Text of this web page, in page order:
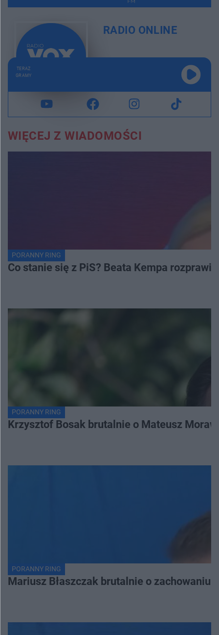
RADIO ONLINE
TERAZ
GRAMY
WIĘCEJ Z WIADOMOŚCI
PORANNY RING
Co stanie się z PiS? Beata Kempa
PORANNY RING
Krzysztof Bosak brutalnie o Mateusz
PORANNY RING
Mariusz Błaszczak brutalnie o zachowaniu